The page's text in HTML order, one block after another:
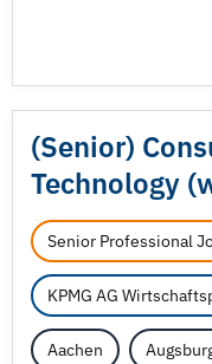
(Senior)
Technology
Senior Professional
KPMG AG
Aachen